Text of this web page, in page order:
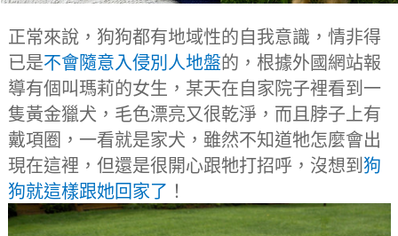
正常來說，狗狗都有地域性的自我意識，情非得
已是不會隨意入侵別人地盤的，根據外國網站報
導有個叫瑪莉的女生，某天在自家院子裡看到一
隻黃金獵犬，毛色漂亮又很乾淨，而且脖子上有
戴項圈，一看就是家犬，雖然不知道牠怎麼會出
現在這裡，但還是很開心跟牠打招呼，沒想到 狗
狗就這樣跟她回家了 ！